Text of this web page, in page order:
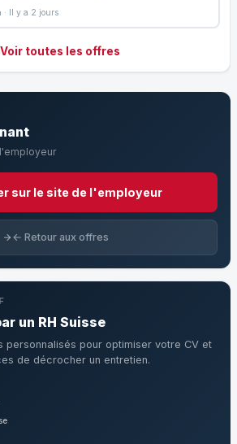
· Il y a 2 jours
Voir toutes les offres
sur le site de l'employeur
← Retour aux offres
un RH Suisse
personnalisés pour optimiser votre CV et
de décrocher un entretien.